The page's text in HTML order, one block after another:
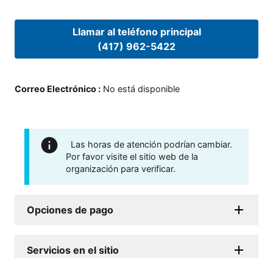
Llamar al teléfono principal
(417) 962-5422
Correo Electrónico : No está disponible
Las horas de atención podrían cambiar.
Por favor visite el sitio web de la
organización para verificar.
Opciones de pago
Servicios en el sitio